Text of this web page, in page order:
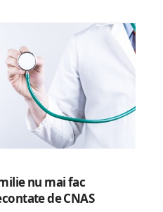
nu mai fac
de CNAS